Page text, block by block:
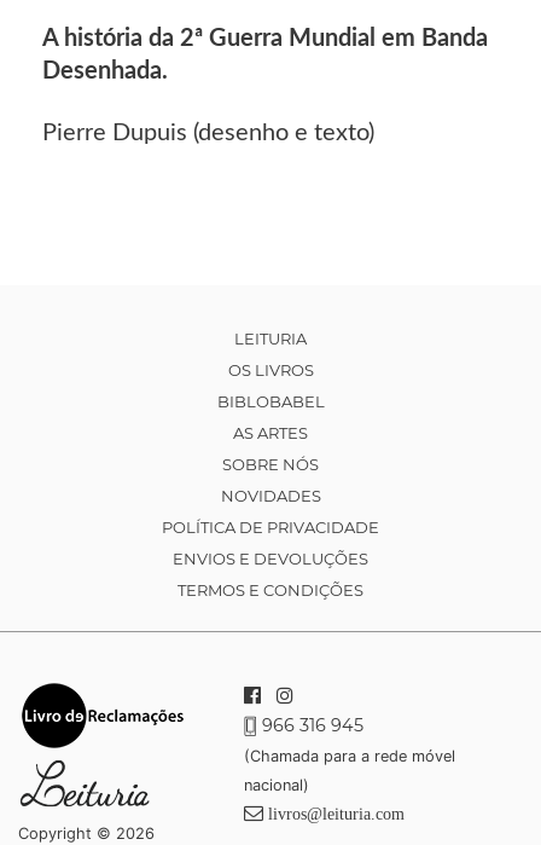
A história da 2ª Guerra Mundial em Banda
Desenhada.
Pierre Dupuis (desenho e texto)
LEITURIA
OS LIVROS
BIBLOBABEL
AS ARTES
SOBRE NÓS
NOVIDADES
POLÍTICA DE PRIVACIDADE
ENVIOS E DEVOLUÇÕES
TERMOS E CONDIÇÕES
Copyright © 2026
966 316 945
(Chamada para a rede móvel
nacional)
livros@leituria.com